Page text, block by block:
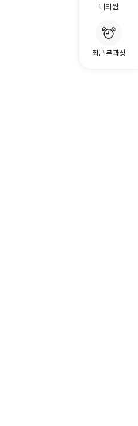
나의 찜
최근 본 과정